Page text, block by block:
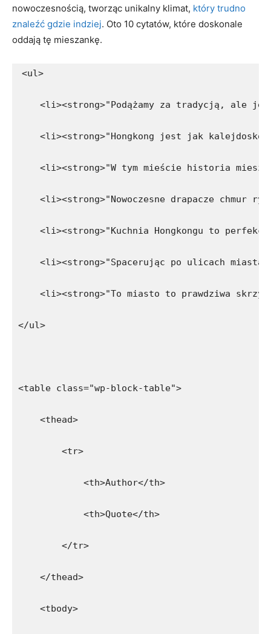
nowoczesnością, tworząc ⁢unikalny klimat, który trudno
znaleźć gdzie indziej. Oto ⁤10 cytatów, które ‍doskonale
⁣oddają tę mieszankę.
<ul>
<li><strong>"Podążamy za tradycją, ale
<li><strong>"Hongkong jest jak
<li><strong>"W tym mieście historia
<li><strong>"Nowoczesne drapacze chmur
<li><strong>"Kuchnia Hongkongu to
<li><strong>"Spacerując po ulicach
<li><strong>"To miasto to prawdziwa
</ul>
<table class="wp-block-table">
    <thead>
        <tr>
            <th>Author</th>
            <th>Quote</th>
        </tr>
    </thead>
    <tbody>